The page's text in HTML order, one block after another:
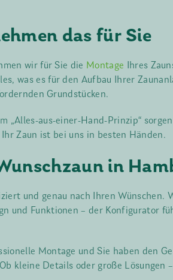
das für Sie
wir für Sie die Montage Ihres
was es für den Aufbau Ihrer
Grundstücken.
aus-einer-Hand-Prinzip“
Zaun ist bei uns in besten Händen.
in
und genau nach Ihren Wünschen.
und Funktionen – der Konfigurator
Montage und Sie haben den
kleine Details oder große Lösungen